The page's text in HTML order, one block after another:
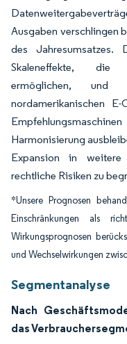
Ausgaben verschlingen
des Jahresumsatzes.
Skaleneffekte, die
ermöglichen,
nordamerikanischen
Harmonisierung
Expansion in weitere
rechtliche Risiken zu
*Unsere Prognosen
Einschränkungen als
Wirkungsprognosen
und Wechselwirkungen
Segmentanalyse
Nach
das